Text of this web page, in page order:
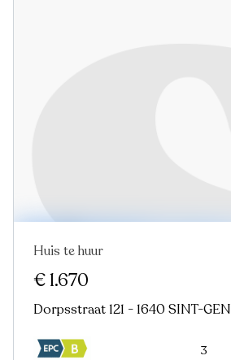
Nieuw
Huis te huur
€ 1.670
Dorpsstraat 121 - 1640 SINT-
3